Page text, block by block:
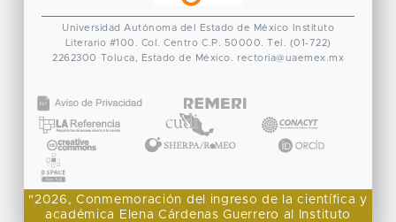
Universidad Autónoma del Estado de México
Instituto
Literario #100. Col. Centro C.P. 50000. Tel. (01-722)
2262300
Toluca, Estado de México. rectoria@uaemex.mx
"2026, Conmemoración del ingreso de la científica y
académica Elena Cárdenas Guerrero al Instituto